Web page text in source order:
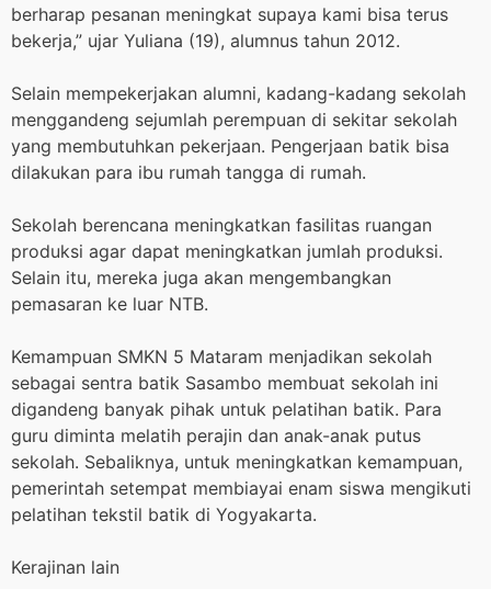
berharap pesanan meningkat supaya kami bisa terus
bekerja,” ujar Yuliana (19), alumnus tahun 2012.
Selain mempekerjakan alumni, kadang-kadang sekolah
menggandeng sejumlah perempuan di sekitar sekolah
yang membutuhkan pekerjaan. Pengerjaan batik bisa
dilakukan para ibu rumah tangga di rumah.
Sekolah berencana meningkatkan fasilitas ruangan
produksi agar dapat meningkatkan jumlah produksi.
Selain itu, mereka juga akan mengembangkan
pemasaran ke luar NTB.
Kemampuan SMKN 5 Mataram menjadikan sekolah
sebagai sentra batik Sasambo membuat sekolah ini
digandeng banyak pihak untuk pelatihan batik. Para
guru diminta melatih perajin dan anak-anak putus
sekolah. Sebaliknya, untuk meningkatkan kemampuan,
pemerintah setempat membiayai enam siswa mengikuti
pelatihan tekstil batik di Yogyakarta.
Kerajinan lain